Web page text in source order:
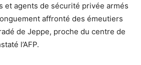
et agents de sécurité privée armés
affronté des émeutiers
de Jeppe, proche du centre de
l’AFP.